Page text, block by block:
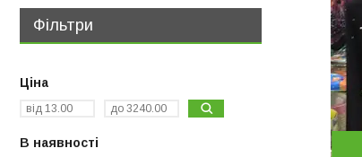
Фільтри
Ціна
В наявності